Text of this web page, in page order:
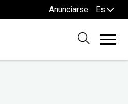
Anunciarse Es